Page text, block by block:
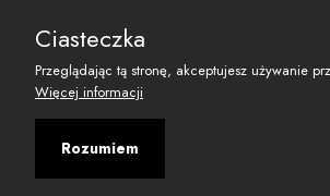
reset@resetobywatelski.pl
Ciasteczka
Przeglądając tą stronę, akceptujesz używanie
Więcej informacji
Rozumiem